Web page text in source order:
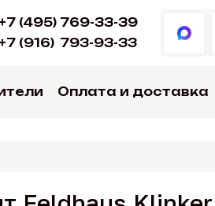
(495) 769-33-39
(916) 793-93-33
Оплата и доставка